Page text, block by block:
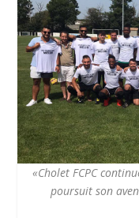
«Cholet FCPC
poursuit son